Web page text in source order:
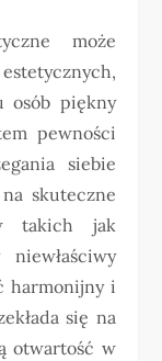
może
osób piękny
pewności
siebie
skuteczne
takich jak
harmonijny i
się na
otwartość w